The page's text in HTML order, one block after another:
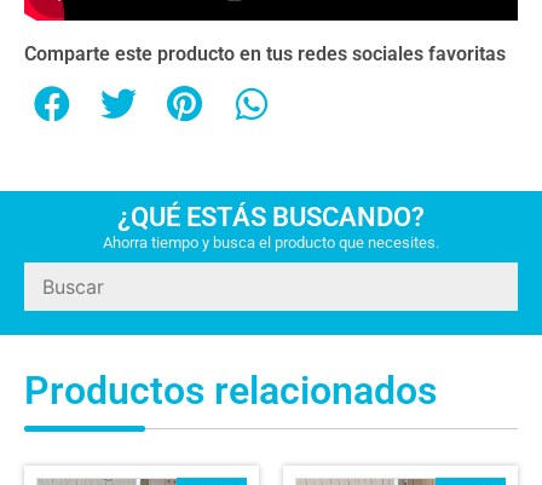
Comparte este producto en tus redes sociales favoritas
¿QUÉ ESTÁS BUSCANDO?
Ahorra tiempo y busca el producto que necesites.
Productos relacionados